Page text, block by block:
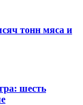
тонн мяса и
шесть